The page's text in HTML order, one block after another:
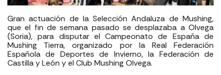
Gran actuación de la Selección Andaluza de Mushing,
que el fin de semana pasado se desplazaba a Olvega
(Soria), para disputar el Campeonato de España de
Mushing Tierra, organizado por la Real Federación
Española de Deportes de Invierno, la Federación de
Castilla y León y el Club Mushing Olvega.